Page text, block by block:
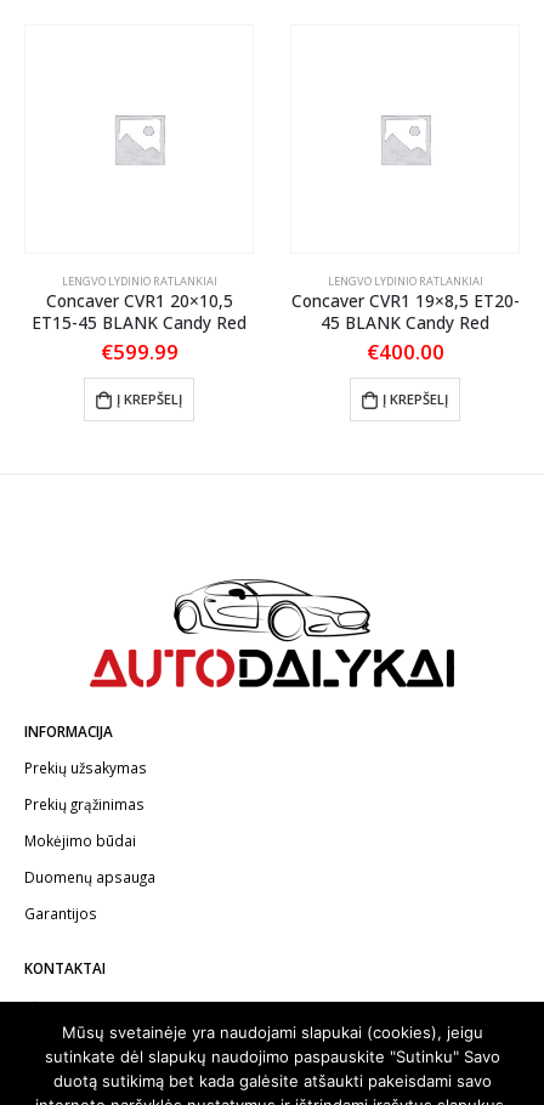
LENGVO LYDINIO RATLANKIAI
Concaver CVR1 20×10,5
ET15-45 BLANK Candy Red
€599.99
Į KREPŠELĮ
LENGVO LYDINIO RATLANKIAI
Concaver CVR1 19×8,5 ET20-
45 BLANK Candy Red
€400.00
Į KREPŠELĮ
INFORMACIJA
Prekių užsakymas
Prekių grąžinimas
Mokėjimo būdai
Duomenų apsauga
Garantijos
KONTAKTAI
Telefonas:+370 602 62622
El.paštas: info@autodalykai.lt
Mūsų svetainėje yra naudojami slapukai (cookies), jeigu
sutinkate dėl slapukų naudojimo paspauskite "Sutinku" Savo
duotą sutikimą bet kada galėsite atšaukti pakeisdami savo